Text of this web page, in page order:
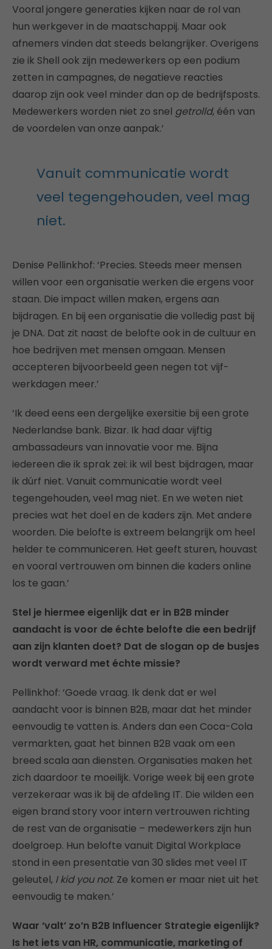
Vooral jongere generaties kijken naar de rol van
hun werkgever in de maatschappij. Maar ook
afnemers vinden dat steeds belangrijker. Overigens
zie ik Shell ook zijn medewerkers op een podium
zetten in campagnes, de negatieve reacties
daarop zijn ook veel minder dan op de bedrijfsposts.
Medewerkers worden niet zo snel getrolld, één van
de voordelen van onze aanpak.’
Vanuit communicatie wordt
veel tegengehouden, veel mag
niet.
Denise Pellinkhof: ‘Precies. Steeds meer mensen
willen voor een organisatie werken die ergens voor
staan. Die impact willen maken, ergens aan
bijdragen. En bij een organisatie die volledig past bij
je DNA. Dat zit naast de belofte ook in de cultuur en
hoe bedrijven met mensen omgaan. Mensen
accepteren bijvoorbeeld geen negen tot vijf-
werkdagen meer.’
‘Ik deed eens een dergelijke exersitie bij een grote
Nederlandse bank. Bizar. Ik had daar vijftig
ambassadeurs van innovatie voor me. Bijna
iedereen die ik sprak zei: ik wil best bijdragen, maar
ik dúrf niet. Vanuit communicatie wordt veel
tegengehouden, veel mag niet. En we weten niet
precies wat het doel en de kaders zijn. Met andere
woorden. Die belofte is extreem belangrijk om heel
helder te communiceren. Het geeft sturen, houvast
en vooral vertrouwen om binnen die kaders online
los te gaan.’
Stel je hiermee eigenlijk dat er in B2B minder
aandacht is voor de échte belofte die een bedrijf
aan zijn klanten doet? Dat de slogan op de busjes
wordt verward met échte missie?
Pellinkhof: ‘Goede vraag. Ik denk dat er wel
aandacht voor is binnen B2B, maar dat het minder
eenvoudig te vatten is. Anders dan een Coca-Cola
vermarkten, gaat het binnen B2B vaak om een
breed scala aan diensten. Organisaties maken het
zich daardoor te moeilijk. Vorige week bij een grote
verzekeraar was ik bij de afdeling IT. Die wilden een
eigen brand story voor intern vertrouwen richting
de rest van de organisatie – medewerkers zijn hun
doelgroep. Hun belofte vanuit Digital Workplace
stond in een presentatie van 30 slides met veel IT
geleutel, I kid you not. Ze komen er maar niet uit het
eenvoudig te maken.’
Waar ‘valt’ zo’n B2B Influencer Strategie eigenlijk?
Is het iets van HR, communicatie, marketing of